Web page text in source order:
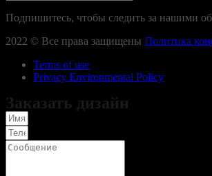
Подпишитесь, чтобы следить за нашими
2022 © Все права защищены Политика
Terms of use
Privacy Environmental Policy
Заказать дизайн